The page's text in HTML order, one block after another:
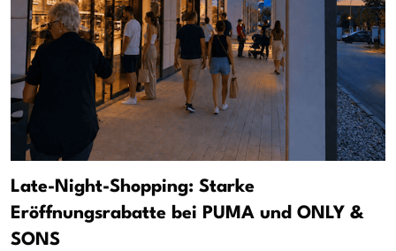
Late-Night-Shopping: Starke
Eröffnungsrabatte bei PUMA und ONLY &
SONS